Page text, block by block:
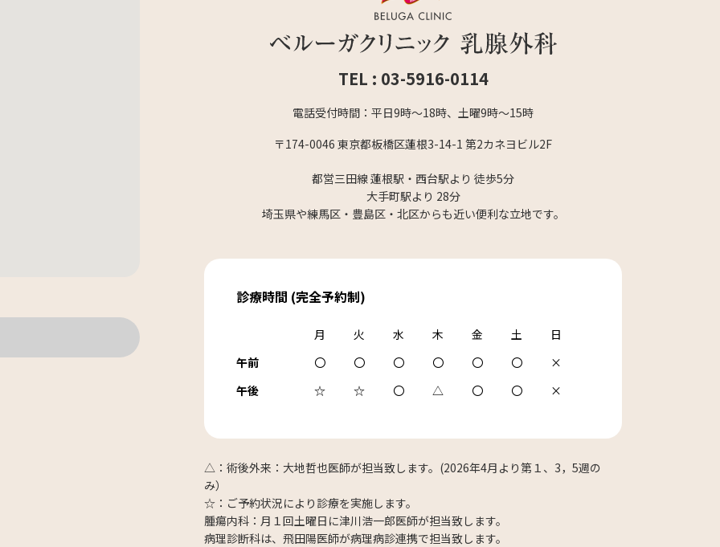
TEL : 03-5916-0114
電話受付時間：平日9時〜18時、土曜9時〜15時
〒174-0046 東京都板橋区蓮根3-14-1 第2カネヨビル2F
都営三田線 蓮根駅・西台駅より 徒歩5分
大手町駅より 28分
埼玉県や練馬区・豊島区・北区からも近い便利な立地です。
診療時間 (完全予約制)
月 火 水 木 金 土
日
午前
〇 〇 〇 〇 〇 〇
×
午後
☆ ☆ 〇 △ 〇 〇 ×
△：術後外来：大地哲也医師が担当致します。(2026年4月より第１、3，5週の
み）
☆：ご予約状況により診療を実施します。
腫瘍内科：月１回土曜日に津川浩一郎医師が担当致します。
病理診断科は、飛田陽医師が病理病診連携で担当致します。